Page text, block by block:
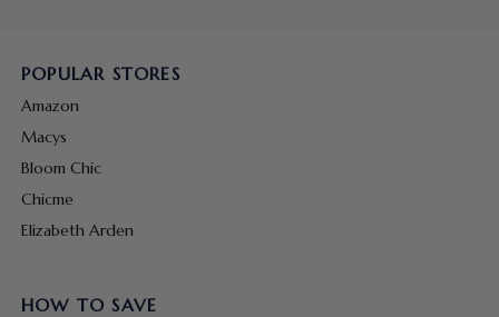
POPULAR STORES
Amazon
Macys
Bloom Chic
Chicme
Elizabeth Arden
HOW TO SAVE